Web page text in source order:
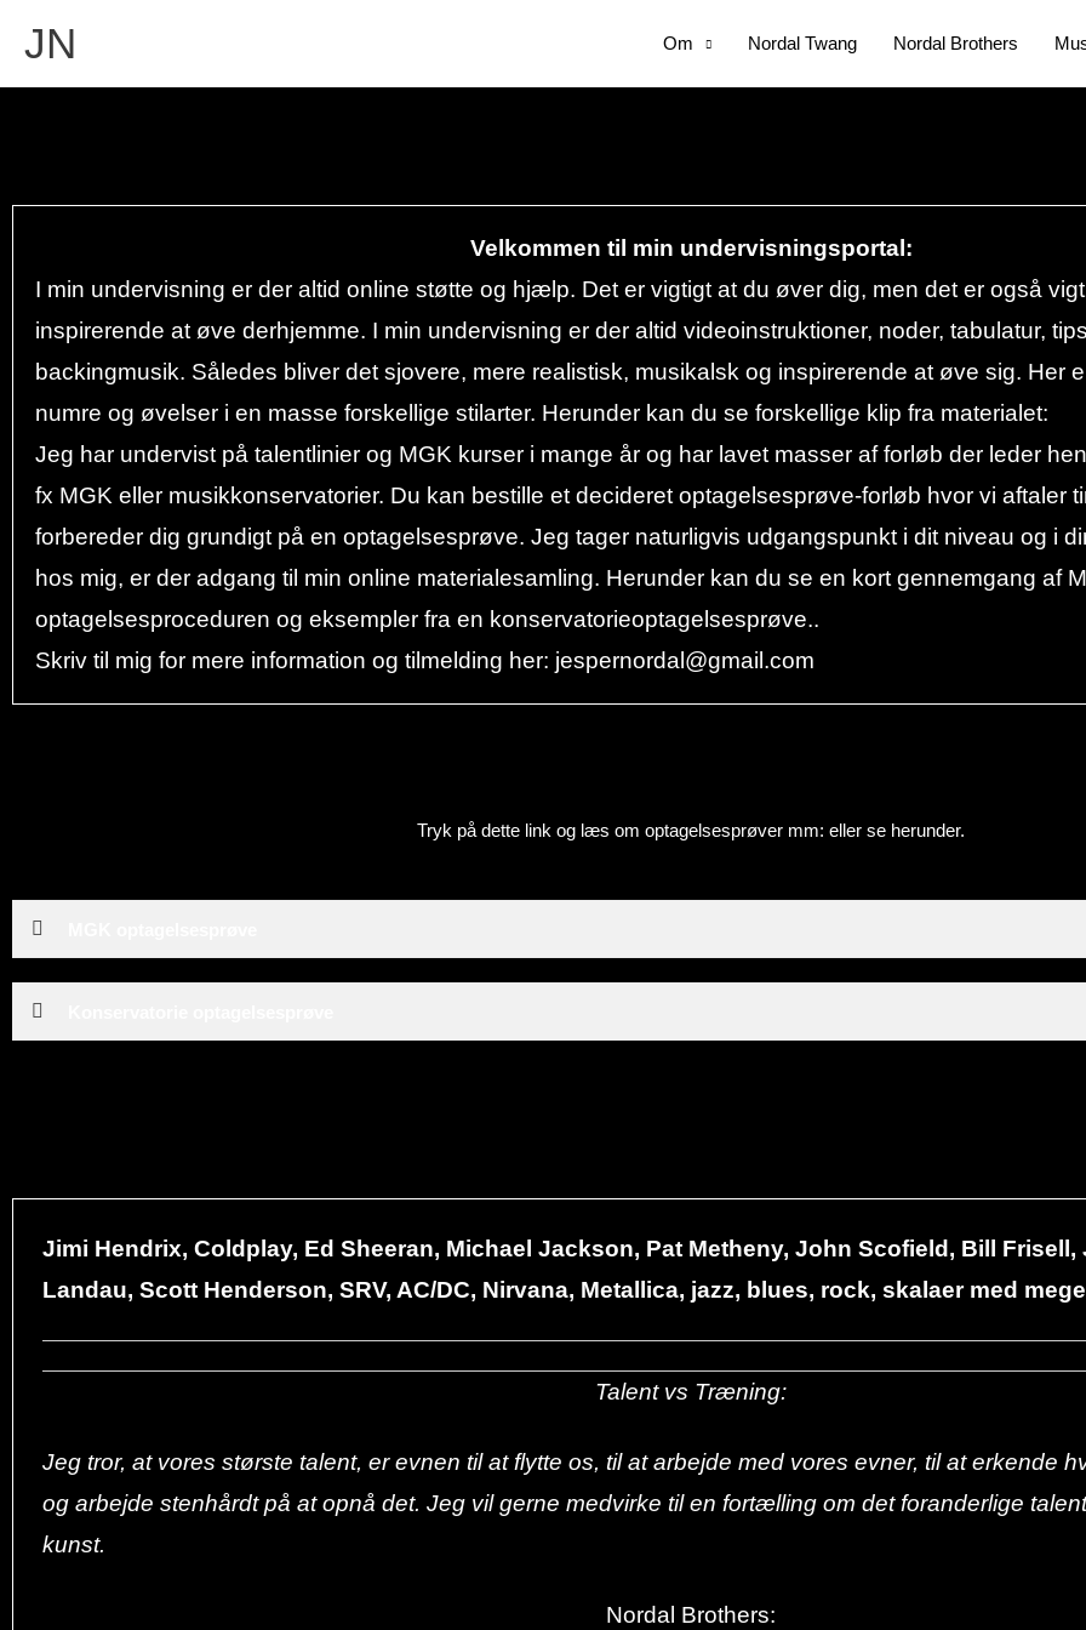
JN Om Nordal Twang Nordal Brothers
Velkommen til min undervisningsportal:
I min undervisning er der altid online støtte og hjælp. Det er vigtigt at du øver dig, men det er også
inspirerende at øve derhjemme. I min undervisning er der altid videoinstruktioner, noder, tabulatur,
backingmusik. Således bliver det sjovere, mere realistisk, musikalsk og inspirerende at øve sig. Her
numre og øvelser i en masse forskellige stilarter. Herunder kan du se forskellige klip fra materialet:
Jeg har undervist på talentlinier og MGK kurser i mange år og har lavet masser af forløb der leder
fx MGK eller musikkonservatorier. Du kan bestille et decideret optagelsesprøve-forløb hvor vi aftaler
forbereder dig grundigt på en optagelsesprøve. Jeg tager naturligvis udgangspunkt i dit niveau og i
hos mig, er der adgang til min online materialesamling. Herunder kan du se en kort gennemgang af
optagelsesproceduren og eksempler fra en konservatorieoptagelsesprøve..
Skriv til mig for mere information og tilmelding her: jespernordal@gmail.com
Tryk på dette link og læs om optagelsesprøver mm: eller se herunder.
Jimi Hendrix, Coldplay, Ed Sheeran, Michael Jackson, Pat Metheny, John Scofield, Bill Frisell,
Landau, Scott Henderson, SRV, AC/DC, Nirvana, Metallica, jazz, blues, rock, skalaer med
Talent vs Træning:
Jeg tror, at vores største talent, er evnen til at flytte os, til at arbejde med vores evner, til at erkende
og arbejde stenhårdt på at opnå det. Jeg vil gerne medvirke til en fortælling om det foranderlige
kunst.
Nordal Brothers: